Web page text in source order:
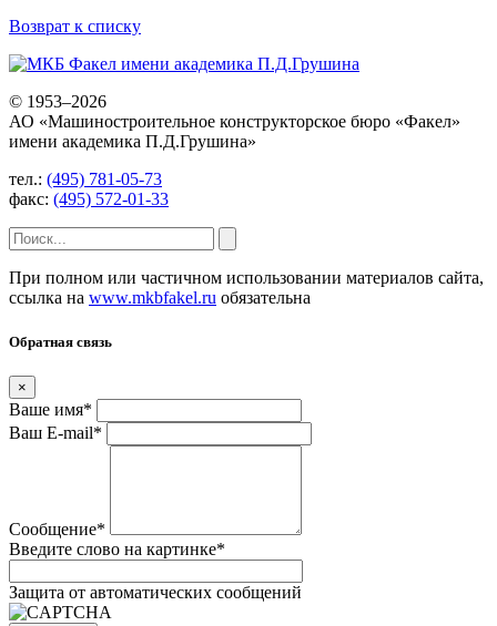
Возврат к списку
© 1953–2026
АО «Машиностроительное конструкторское бюро «Факел»
имени академика П.Д.Грушина»
тел.: (495) 781-05-73
факс: (495) 572-01-33
При полном или частичном использовании материалов сайта,
ссылка на www.mkbfakel.ru обязательна
Обратная связь
×
Ваше имя*
Ваш E-mail*
Сообщение*
Введите слово на картинке*
Защита от автоматических сообщений